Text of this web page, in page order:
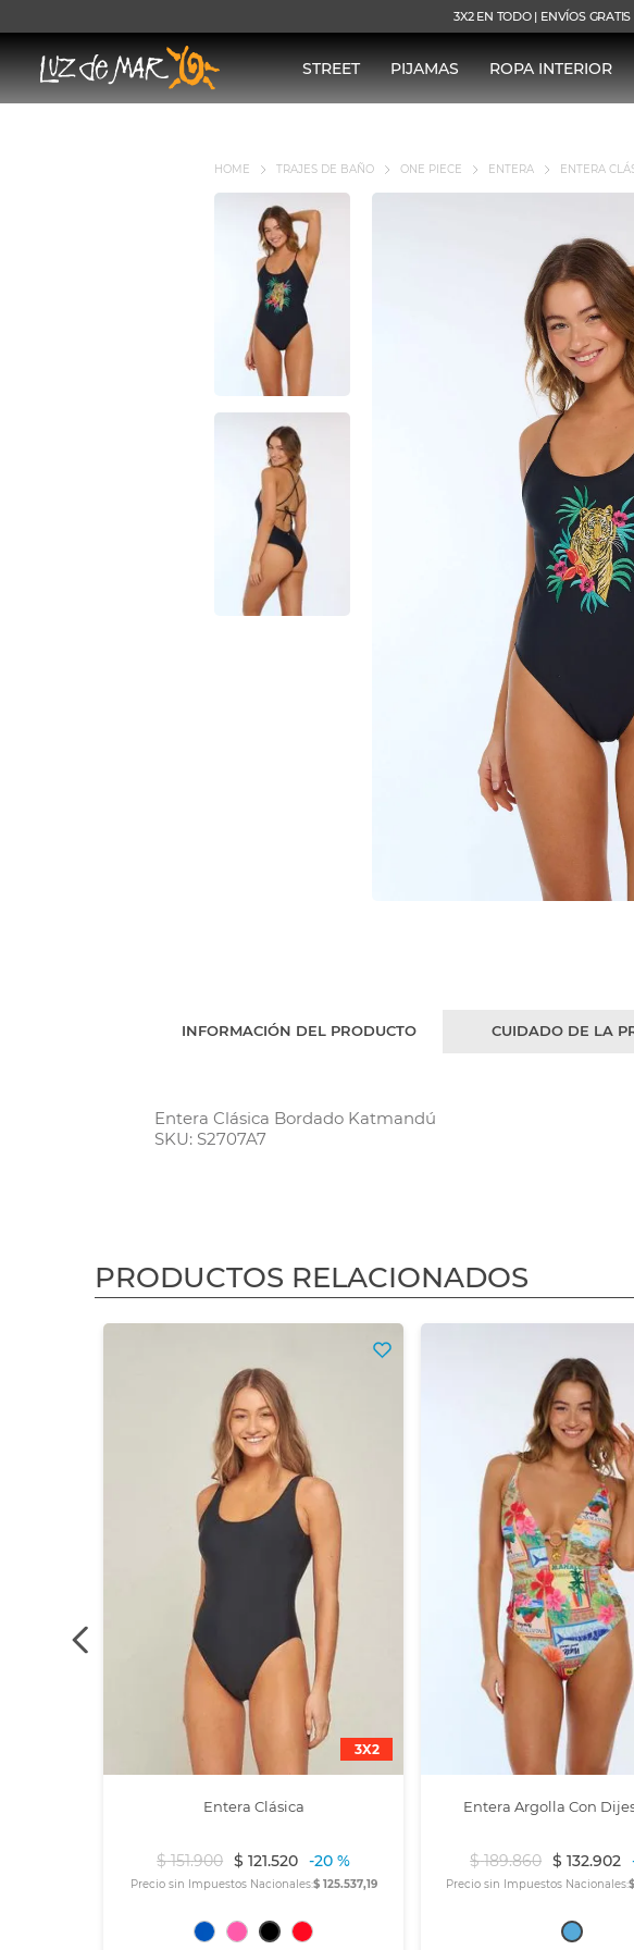
3X2 EN TODO | ENVÍOS
STREET PIJAMAS ROPA INTERIOR
TRAJES DE BAÑO ONE PIECE ENTERA ENTERA
INFORMACIÓN DEL PRODUCTO CUIDADO DE LA
Entera Clásica Bordado Katmandú
SKU: S2707A7
PRODUCTOS RELACIONADOS
3X2
Entera Clásica
$ 151.900 $ 121.520 -20 %
Precio sin Impuestos Nacionales:$ 125.537,19
Entera Argolla Con
$ 189.860 $ 132.902
Precio sin Impuestos Nacionales: